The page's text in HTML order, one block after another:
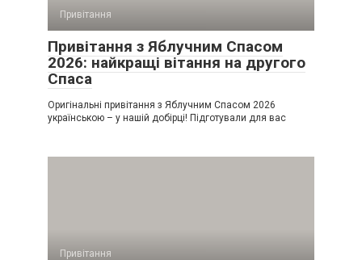
Привітання
Привітання з Яблучним Спасом
2026: найкращі вітання на другого
Спаса
Оригінальні привітання з Яблучним Спасом 2026
українською – у нашій добірці! Підготували для вас
Привітання